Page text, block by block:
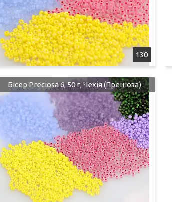
130
Бісер Preciosa 6, 50 г, Чехія (Преціоза)